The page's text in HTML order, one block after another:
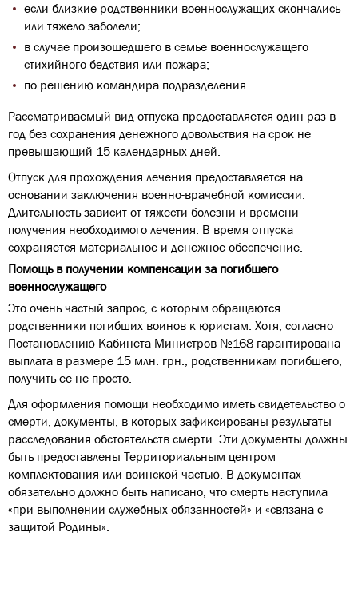
если близкие родственники военнослужащих скончались
или тяжело заболели;
в случае произошедшего в семье военнослужащего
стихийного бедствия или пожара;
по решению командира подразделения.
Рассматриваемый вид отпуска предоставляется один раз в
год без сохранения денежного довольствия на срок не
превышающий 15 календарных дней.
Отпуск для прохождения лечения предоставляется на
основании заключения военно-врачебной комиссии.
Длительность зависит от тяжести болезни и времени
получения необходимого лечения. В время отпуска
сохраняется материальное и денежное обеспечение.
Помощь в получении компенсации за погибшего
военнослужащего
Это очень частый запрос, с которым обращаются
родственники погибших воинов к юристам. Хотя, согласно
Постановлению Кабинета Министров №168 гарантирована
выплата в размере 15 млн. грн., родственникам погибшего,
получить ее не просто.
Для оформления помощи необходимо иметь свидетельство о
смерти, документы, в которых зафиксированы результаты
расследования обстоятельств смерти. Эти документы должны
быть предоставлены Территориальным центром
комплектования или воинской частью. В документах
обязательно должно быть написано, что смерть наступила
«при выполнении служебных обязанностей» и «связана с
защитой Родины».